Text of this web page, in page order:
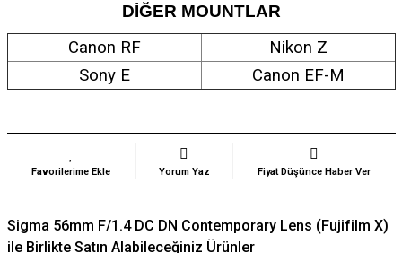
DİĞER MOUNTLAR
Canon RF
Nikon Z
Sony E
Canon EF-M
Yorum Yaz Fiyat Düşünce Haber Ver
Sigma 56mm F/1.4 DC DN Contemporary Lens (Fujifilm X)
ile Birlikte Satın Alabileceğiniz Ürünler